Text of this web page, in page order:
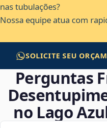
nas tubulações?
Nossa equipe atua com
SOLICITE SEU
Perguntas
no Lago